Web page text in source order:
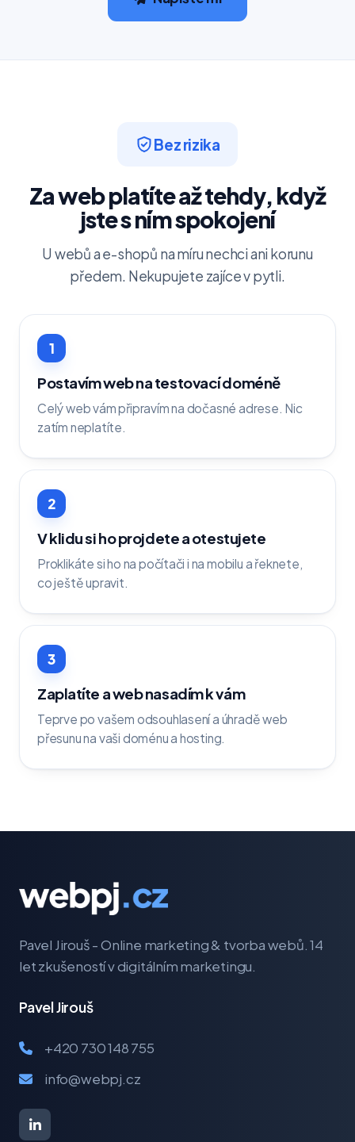
Bez rizika
Za web platíte až tehdy, když
jste s ním spokojení
U webů a e-shopů na míru nechci ani korunu
předem. Nekupujete zajíce v pytli.
1
Postavím web na testovací doméně
Celý web vám připravím na dočasné adrese. Nic
zatím neplatíte.
2
V klidu si ho projdete a otestujete
Proklikáte si ho na počítači i na mobilu a řeknete,
co ještě upravit.
3
Zaplatíte a web nasadím k vám
Teprve po vašem odsouhlasení a úhradě web
přesunu na vaši doménu a hosting.
Pavel Jirouš - Online marketing & tvorba webů. 14
let zkušeností v digitálním marketingu.
Pavel Jirouš
+420 730 148 755
info@webpj.cz